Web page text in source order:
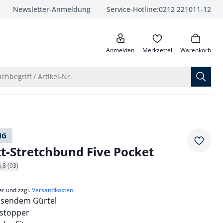
Newsletter-Anmeldung Service-Hotline:0212 221011-12
anrufen
Anmelden Merkzettel Warenkorb
/ Artikel-Nr.
Stretchbund Five Pocket
(93)
und zzgl.Versandkosten
Gürtel